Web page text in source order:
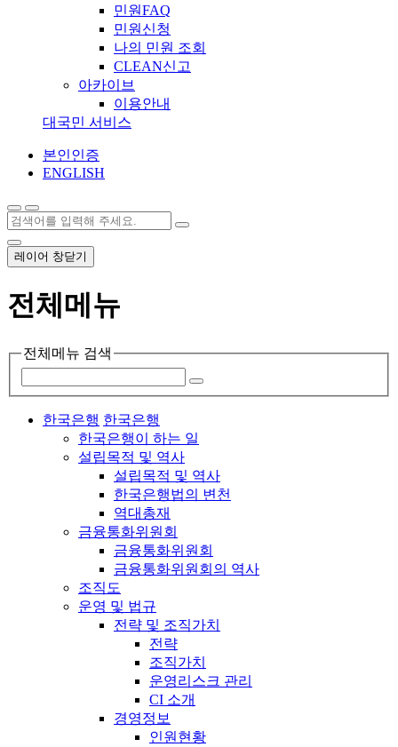
민원FAQ
민원신청
나의 민원 조회
CLEAN신고
아카이브
이용안내
대국민 서비스
본인인증
ENGLISH
레이어 창닫기
전체메뉴
전체메뉴 검색
한국은행 한국은행
한국은행이 하는 일
설립목적 및 역사
설립목적 및 역사
한국은행법의 변천
역대총재
금융통화위원회
금융통화위원회
금융통화위원회의 역사
조직도
운영 및 법규
전략 및 조직가치
전략
조직가치
운영리스크 관리
CI 소개
경영정보
인원현황